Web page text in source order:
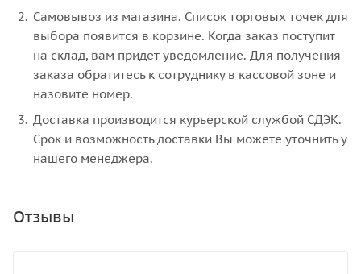
Самовывоз из магазина. Список торговых точек для
выбора появится в корзине. Когда заказ поступит
на склад, вам придет уведомление. Для получения
заказа обратитесь к сотруднику в кассовой зоне и
назовите номер.
Доставка производится курьерской службой СДЭК.
Срок и возможность доставки Вы можете уточнить у
нашего менеджера.
Отзывы